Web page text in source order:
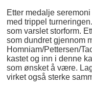
Etter medalje
med trippel
som varslet storform.
som dundret gjennom
Homniam/Pettersen/
kastet og inn i denne
som ønsket å være.
virket også sterke